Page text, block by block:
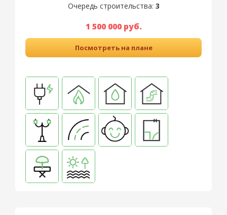
Очередь строительства: 3
1 500 000 руб.
Посмотреть на плане